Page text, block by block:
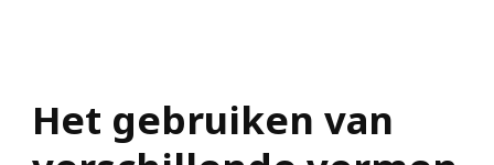
Het gebruiken van